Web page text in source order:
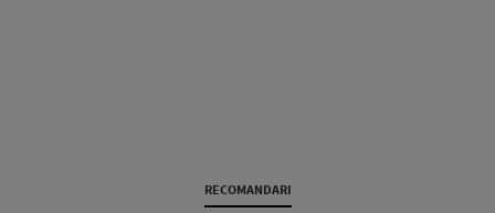
RECOMANDARI